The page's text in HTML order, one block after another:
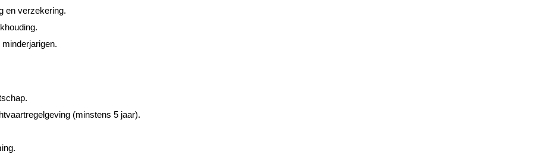
en verzekering.
(minstens 5 jaar).